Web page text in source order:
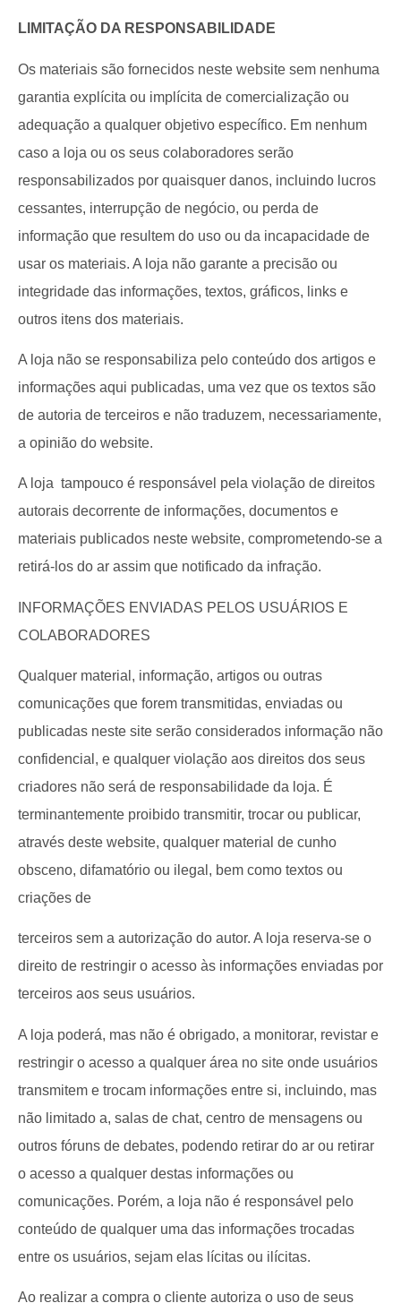
LIMITAÇÃO DA RESPONSABILIDADE
Os materiais são fornecidos neste website sem nenhuma
garantia explícita ou implícita de comercialização ou
adequação a qualquer objetivo específico. Em nenhum
caso a loja ou os seus colaboradores serão
responsabilizados por quaisquer danos, incluindo lucros
cessantes, interrupção de negócio, ou perda de
informação que resultem do uso ou da incapacidade de
usar os materiais. A loja não garante a precisão ou
integridade das informações, textos, gráficos, links e
outros itens dos materiais.
A loja não se responsabiliza pelo conteúdo dos artigos e
informações aqui publicadas, uma vez que os textos são
de autoria de terceiros e não traduzem, necessariamente,
a opinião do website.
A loja tampouco é responsável pela violação de direitos
autorais decorrente de informações, documentos e
materiais publicados neste website, comprometendo-se a
retirá-los do ar assim que notificado da infração.
INFORMAÇÕES ENVIADAS PELOS USUÁRIOS E
COLABORADORES
Qualquer material, informação, artigos ou outras
comunicações que forem transmitidas, enviadas ou
publicadas neste site serão considerados informação não
confidencial, e qualquer violação aos direitos dos seus
criadores não será de responsabilidade da loja. É
terminantemente proibido transmitir, trocar ou publicar,
através deste website, qualquer material de cunho
obsceno, difamatório ou ilegal, bem como textos ou
criações de
terceiros sem a autorização do autor. A loja reserva-se o
direito de restringir o acesso às informações enviadas por
terceiros aos seus usuários.
A loja poderá, mas não é obrigado, a monitorar, revistar e
restringir o acesso a qualquer área no site onde usuários
transmitem e trocam informações entre si, incluindo, mas
não limitado a, salas de chat, centro de mensagens ou
outros fóruns de debates, podendo retirar do ar ou retirar
o acesso a qualquer destas informações ou
comunicações. Porém, a loja não é responsável pelo
conteúdo de qualquer uma das informações trocadas
entre os usuários, sejam elas lícitas ou ilícitas.
Ao realizar a compra o cliente autoriza o uso de seus